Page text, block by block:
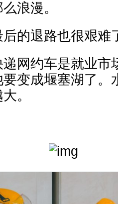
浪漫。
的退路也很艰难
约车是就业市
变成堰塞湖了。
。